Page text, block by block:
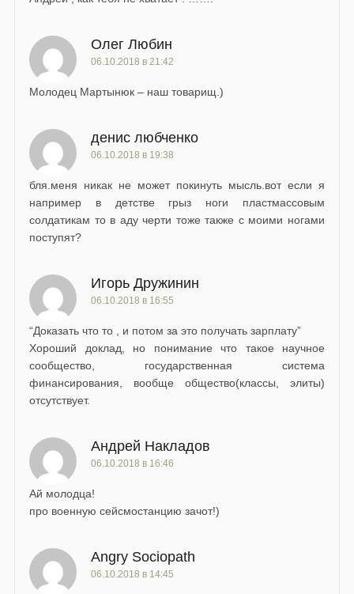
Олег Любин
06.10.2018 в 21:42
Молодец Мартынюк – наш товарищ.)
денис любченко
06.10.2018 в 19:38
бля.меня никак не может покинуть мысль.вот если я
например в детстве грыз ноги пластмассовым
солдатикам то в аду черти тоже также с моими ногами
поступят?
Игорь Дружинин
06.10.2018 в 16:55
“Доказать что то , и потом за это получать зарплату”
Хороший доклад, но понимание что такое научное
сообщество, государственная система
финансирования, вообще общество(классы, элиты)
отсутствует.
Андрей Накладов
06.10.2018 в 16:46
Ай молодца!
про военную сейсмостанцию зачот!)
Angry Sociopath
06.10.2018 в 14:45